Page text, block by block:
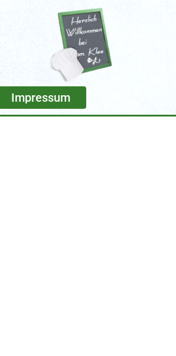
Impressum